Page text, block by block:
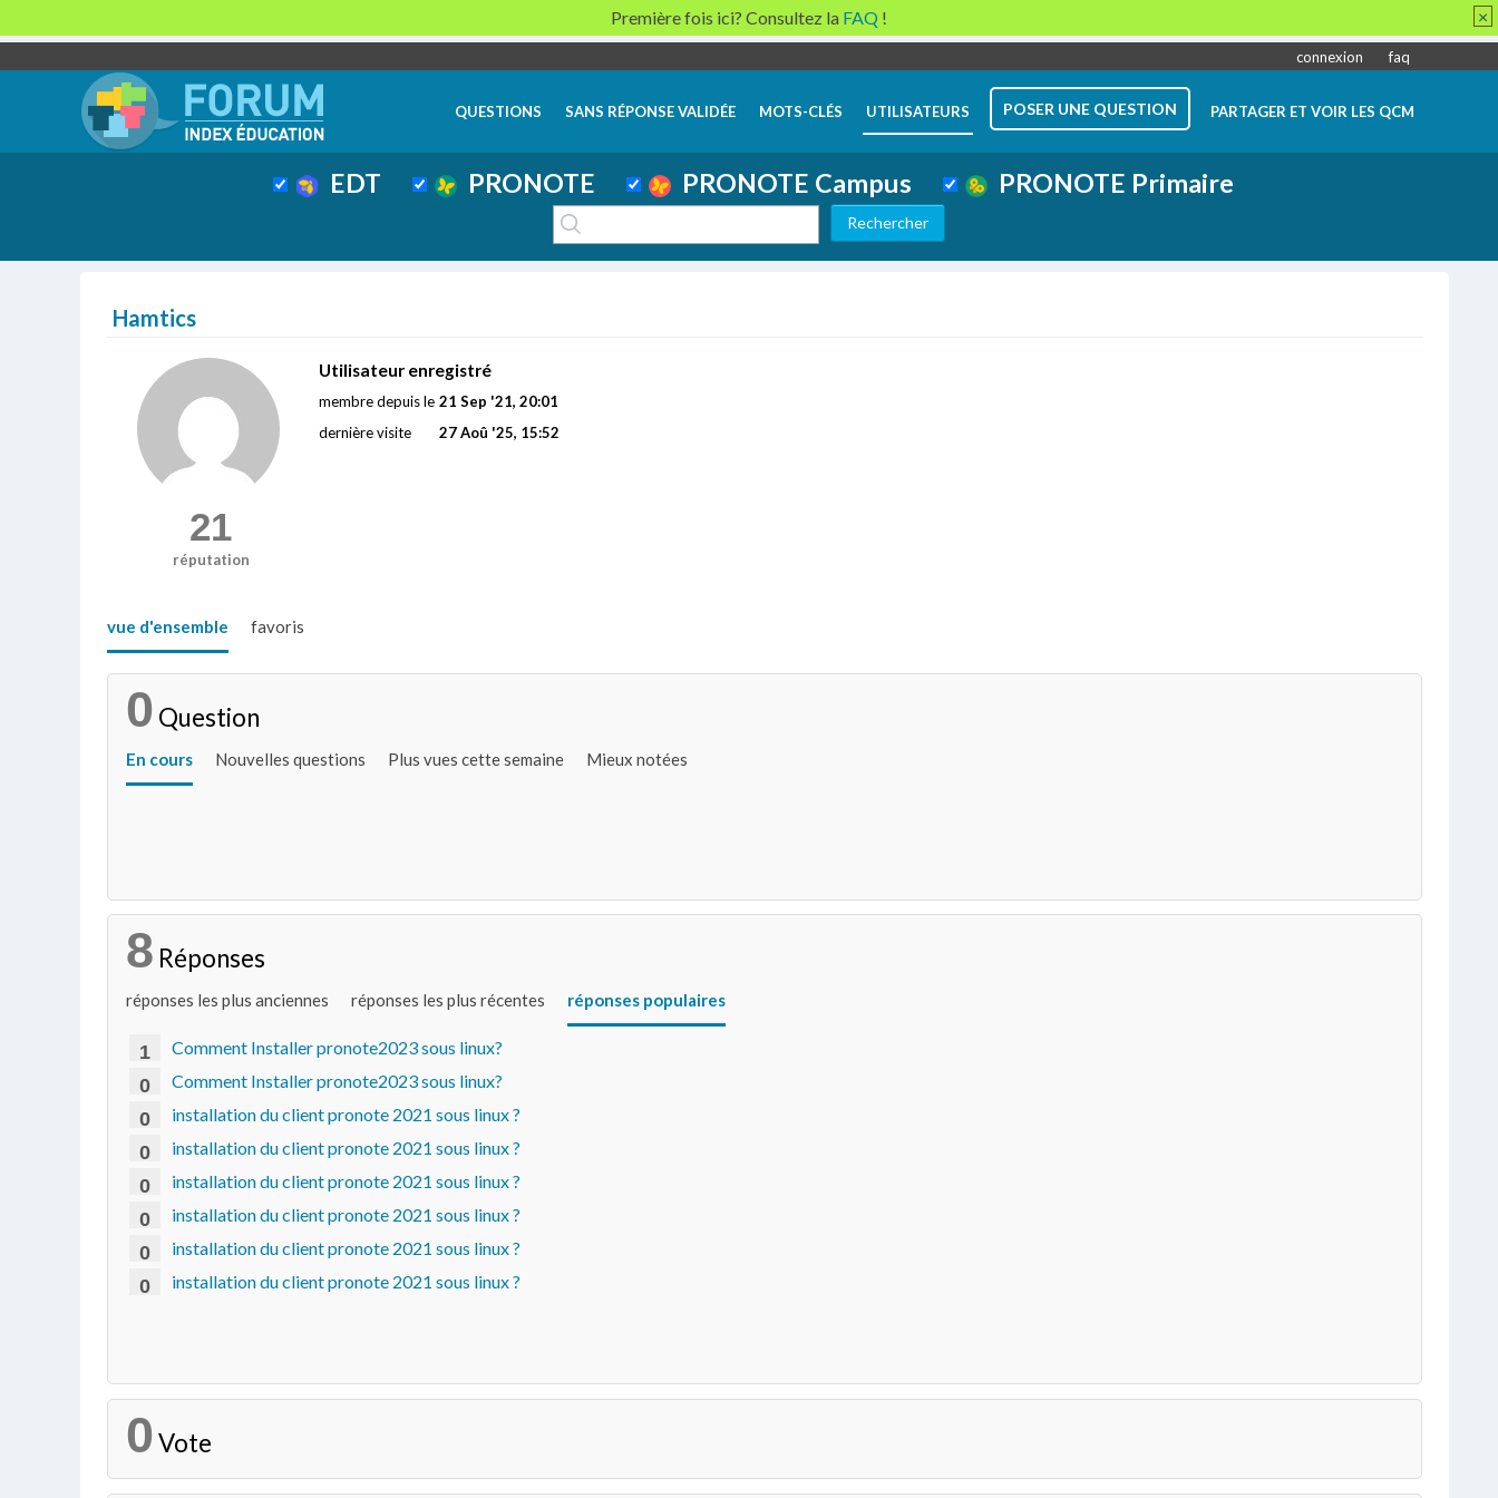
connexion faq
QUESTIONS SANS RÉPONSE VALIDÉE MOTS-CLÉS UTILISATEURS POSER UNE QUESTION PARTAGER ET VOIR LES QCM
EDT PRONOTE PRONOTE Campus PRONOTE Primaire
Hamtics
21
réputation
Utilisateur enregistré
membre depuis le 21 Sep '21, 20:01
dernière visite
27 Aoû '25, 15:52
vue d'ensemble favoris
0 Question
En cours Nouvelles questions Plus vues cette semaine Mieux notées
8 Réponses
réponses les plus anciennes réponses les plus récentes réponses populaires
1 Comment Installer pronote2023 sous linux?
0 Comment Installer pronote2023 sous linux?
0 installation du client pronote 2021 sous linux ?
0 installation du client pronote 2021 sous linux ?
0 installation du client pronote 2021 sous linux ?
0 installation du client pronote 2021 sous linux ?
0 installation du client pronote 2021 sous linux ?
0 installation du client pronote 2021 sous linux ?
0 Vote
Première fois ici? Consultez la FAQ ! ×